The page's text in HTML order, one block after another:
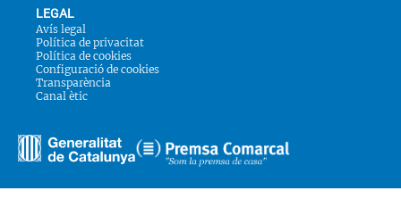
LEGAL
Avís legal
Política de privacitat
Política de cookies
Configuració de cookies
Transparència
Canal ètic